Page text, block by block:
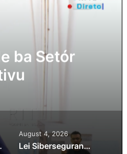
ba Setór
Produtivu
August 4, 2026
Lei Siberseguransa Ajuda Autoridade Polisiál Kaptura Autór Kriminozu ho Paradeiru Iha Estranjeiru